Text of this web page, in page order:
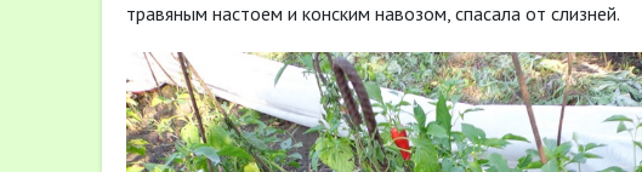
травяным настоем и конским навозом, спасала от слизней.